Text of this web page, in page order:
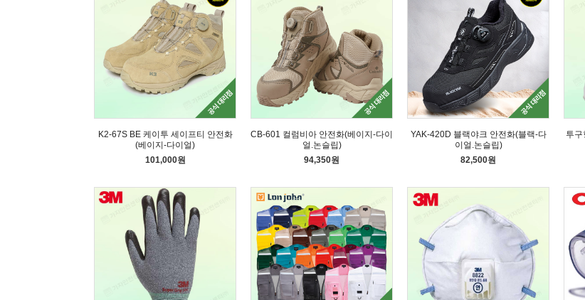
K2-67S BE 케이투 세이프티 안전화
(베이지-다이얼)
101,000원
CB-601 컬럼비아 안전화(베이지-다이
얼.논슬립)
94,350원
YAK-420D 블랙야크 안전화(블랙-다
이얼.논슬립)
82,500원
투